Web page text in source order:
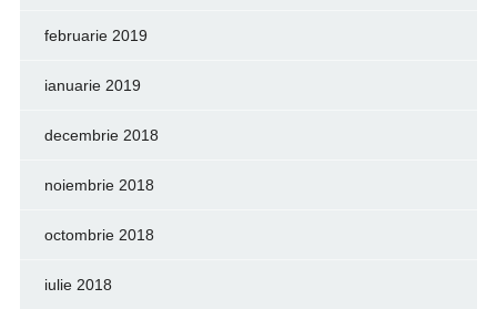
februarie 2019
ianuarie 2019
decembrie 2018
noiembrie 2018
octombrie 2018
iulie 2018